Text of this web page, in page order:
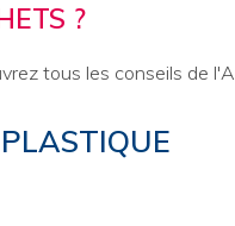
?
tous les conseils de